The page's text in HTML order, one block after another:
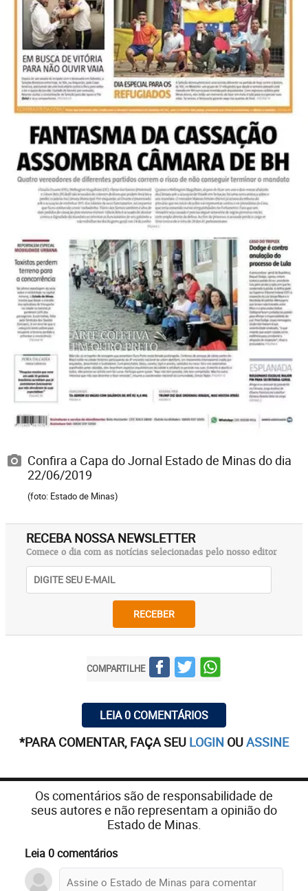
Confira a Capa do Jornal Estado de Minas do dia
22/06/2019
(foto: Estado de Minas)
RECEBA NOSSA NEWSLETTER
Comece o dia com as notícias selecionadas pelo nosso editor
RECEBER
COMPARTILHE
LEIA 0 COMENTÁRIOS
*PARA COMENTAR, FAÇA SEU LOGIN OUASSINE
Os comentários são de responsabilidade de
seus autores e não representam a opinião do
Estado de Minas.
Leia 0 comentários